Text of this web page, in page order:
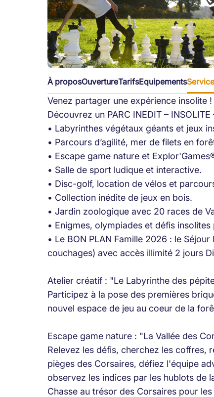
À proposOuvertureTarifsEquipements
Venez partager une expérience insolite !
Découvrez un PARC INEDIT – INSOLITE
• Labyrinthes végétaux géants et jeux
• Parcours d’agilité, mer de filets en
• Escape game nature et
• Salle de sport ludique et interactive.
• Disc-golf, location de vélos et
• Collection inédite de jeux en bois.
• Jardin zoologique avec 20 races de
• Enigmes, olympiades et défis
• Le BON PLAN Famille 2026 : le
couchages) avec accès illimité 2 jours
Atelier créatif : "Le Labyrinthe des
Participez à la pose des premières
nouvel espace de jeu au coeur de la
Escape game nature : "La Vallée des
Relevez les défis, cherchez les coffres,
pièges des Corsaires, défiez l'équipe
observez les indices par les hublots de
Chasse au trésor des Corsaires pour